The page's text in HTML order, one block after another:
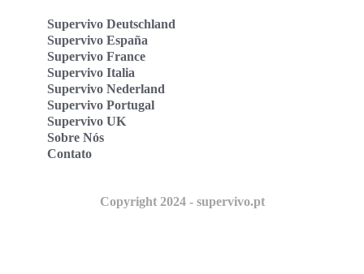
Supervivo Deutschland
Supervivo España
Supervivo France
Supervivo Italia
Supervivo Nederland
Supervivo Portugal
Supervivo UK
Sobre Nós
Contato
Copyright 2024 - supervivo.pt